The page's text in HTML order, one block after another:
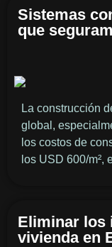
Sistemas
que
La construcción
global,
los costos de
los USD 600/m²,
Eliminar los
vivienda en